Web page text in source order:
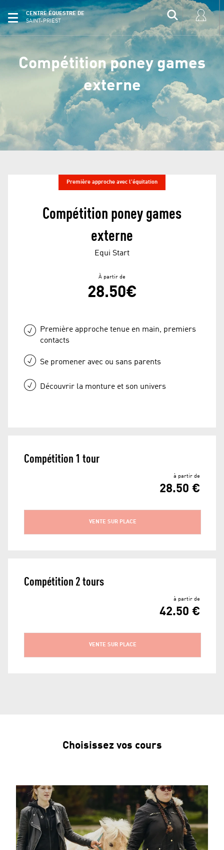
CENTRE ÉQUESTRE DE
SAINT-PRIEST
Compétition poney games
externe
Première approche avec l'équitation
Compétition poney games
externe
Equi Start
À partir de
28.50€
Première approche tenue en main, premiers
contacts
Se promener avec ou sans parents
Découvrir la monture et son univers
Compétition 1 tour
à partir de
28.50 €
VENTE SUR PLACE
Compétition 2 tours
à partir de
42.50 €
VENTE SUR PLACE
Choisissez vos cours